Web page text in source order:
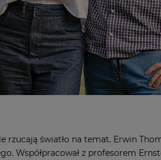
rzucają światło na temat. Erwin
Współpracował z profesorem